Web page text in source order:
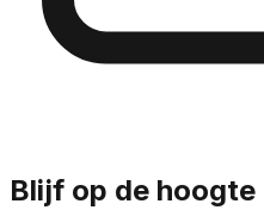
Blijf op de hoogte